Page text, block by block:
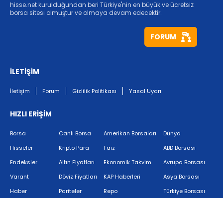
hisse.net kurulduğundan beri Türkiye'nin en büyük ve ücretsiz
borsa sitesi olmuştur ve olmaya devam edecektir.
FORUM
İLETİŞİM
İletişim Forum Gizlilik Politikası Yasal Uyarı
HIZLI ERİŞİM
Borsa
Hisseler
Endeksler
Varant
Haber
Canlı Borsa
Kripto Para
Altın Fiyatları
Döviz Fiyatları
Pariteler
Amerikan Borsaları
Faiz
Ekonomik Takvim
KAP Haberleri
Repo
Dünya
ABD Borsası
Avrupa Borsası
Asya Borsası
Türkiye Borsası